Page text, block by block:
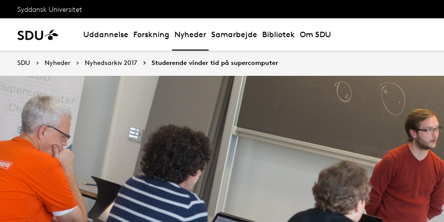
Syddansk Universitet
Uddannelse Forskning Nyheder Samarbejde Bibliotek Om SDU
SDU Nyheder Nyhedsarkiv 2017 Studerende vinder tid på supercomputer